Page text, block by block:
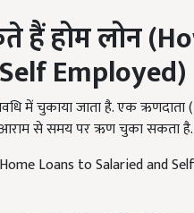
हैं होम लोन (
Employed)
में चुकाया जाता है. एक ऋणदाता
से समय पर ऋण चुका सकता है.
Loans to Salaried and Self